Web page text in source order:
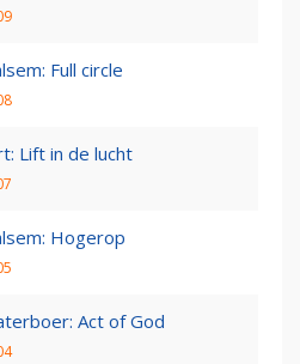
Full circle
Lift in de lucht
Hogerop
Act of God